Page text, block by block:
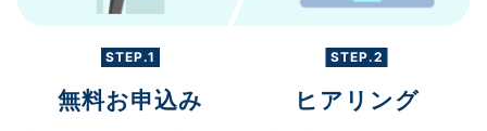
STEP.1
無料お申込み
STEP.2
ヒアリング